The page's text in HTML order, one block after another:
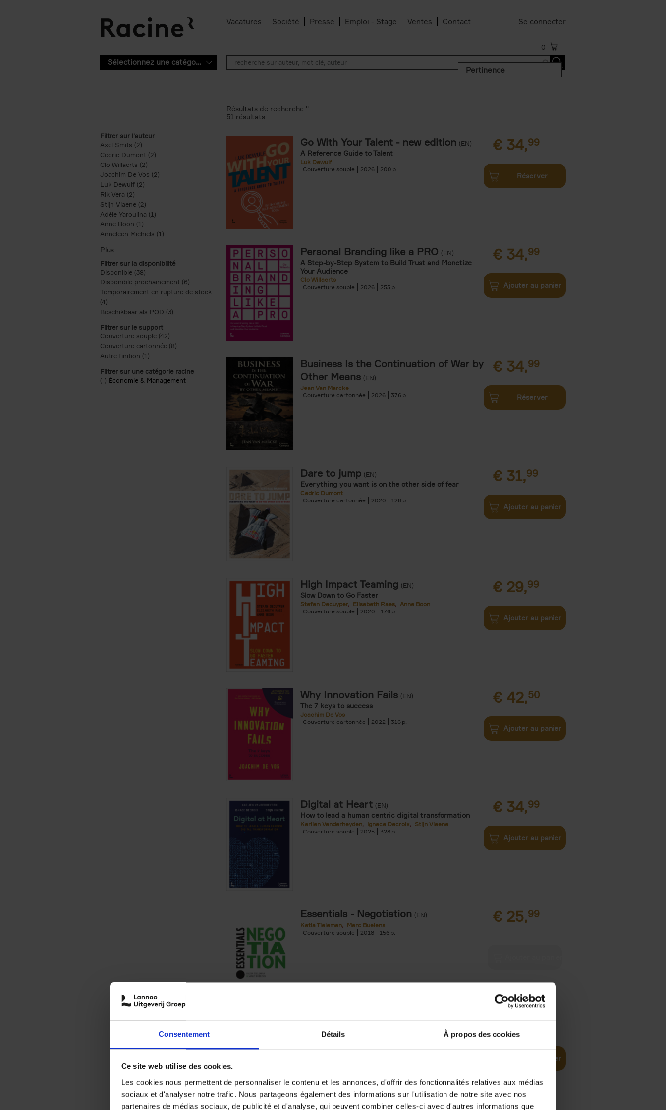
Consentement Détails À propos des cookies
Ce site web utilise des cookies.
Les cookies nous permettent de personnaliser le contenu et les annonces, d'offrir des fonctionnalités relatives aux médias
sociaux et d'analyser notre trafic. Nous partageons également des informations sur l'utilisation de notre site avec nos
partenaires de médias sociaux, de publicité et d'analyse, qui peuvent combiner celles-ci avec d'autres informations que
Vacatures Société Presse Emploi - Stage Ventes Contact Se connecter
0
Sélectionnez une catégorie
Pertinence
Filtrer sur l'auteur
Axel Smits (2)
Cedric Dumont (2)
Clo Willaerts (2)
Joachim De Vos (2) Apply Joachim De Vos filter
Luk Dewulf (2)
Rik Vera (2)
Stijn Viaene (2)
Adèle Yaroulina (1)
Anne Boon (1)
Anneleen Michiels (1)
Filtrer sur la disponibilité
Disponible (38)
Disponible prochainement (6) Apply Disponible prochainement filter
Temporairement en rupture de stock
(4) Apply Temporairement en rupture de stock filter
Beschikbaar als POD (3) Apply Beschikbaar als POD filter
Filtrer sur le support
Couverture souple (42) Apply Couverture souple filter
Couverture cartonnée (8)
Autre finition (1)
Filtrer sur une catégorie racine
(-) Remove Économie & Management filter
Économie & Management
Résultats de recherche ''
51 résultats
Go With Your Talent - new edition (EN)
A Reference Guide to Talent
Luk Dewulf
Couverture souple
2026 200
€ 34,99
Réserver
Personal Branding like a PRO (EN)
A Step-by-Step System to Build Trust and Monetize
Your Audience
Clo Willaerts
Couverture souple
2026 253
€ 34,99
Ajouter au panier
Business Is the Continuation of War by
Other Means (EN)
Jean Van Marcke
Couverture cartonnée
2026 376
€ 34,99
Réserver
Dare to jump (EN)
Everything you want is on the other side of fear
Cedric Dumont
Couverture cartonnée
2020 128
€ 31,99
Ajouter au panier
High Impact Teaming (EN)
Slow Down to Go Faster
Stefan Decuyper Elisabeth Raes
Anne Boon
Couverture souple
2020 176
€ 29,99
Ajouter au panier
Why Innovation Fails (EN)
The 7 keys to success
Joachim De Vos
Couverture cartonnée
2022 316
€ 42,50
Ajouter au panier
Digital at Heart (EN)
How to lead a human centric digital transformation
Karlien Vanderheyden Ignace Decroix
Stijn Viaene
Couverture souple
2025 328
€ 34,99
Ajouter au panier
Essentials - Negotiation (EN)
Katia Tieleman
Marc Buelens
Couverture souple
2018 156
€ 25,99
FAQ I Have to Speak
21 Answers to the Most Frequently AskedQuestions on
34, 99
Ajouter au panier